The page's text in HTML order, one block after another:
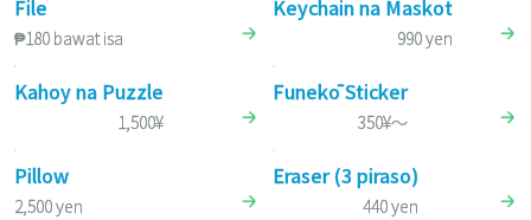
File
₱180 bawat isa
Keychain na Maskot
990 yen
Kahoy na Puzzle
1,500¥
Funekō Sticker
350¥～
Pillow
2,500 yen
Eraser (3 piraso)
440 yen